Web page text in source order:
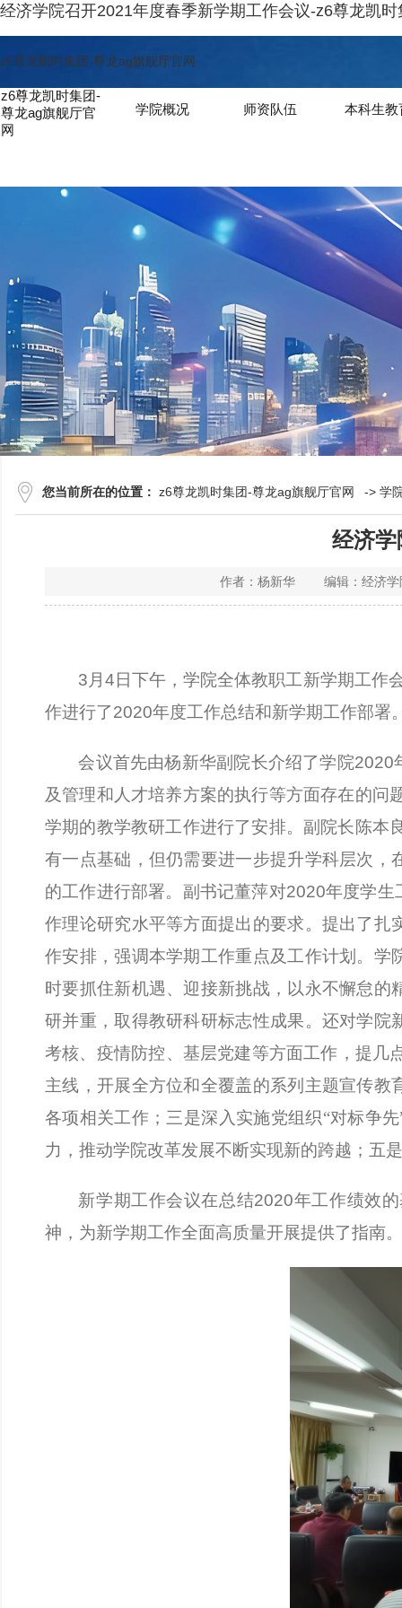
经济学院召开2021年度春季新学期工作会议-z6尊龙凯时
z6尊龙凯时集团-尊龙ag旗舰厅官网
z6尊龙凯时集团-
尊龙ag旗舰厅官
网
学院概况 师资队伍 本科生教
您当前所在的位置： z6尊龙凯时集团-尊龙ag旗舰厅官网 -> 学
经济学
作者：杨新华 编辑：经
3 月4 日下午，学院全体教职工新学期工作
作进行了2020年度工作总结和新学期工作部署
会议首先由杨新华副院长介绍了学院2020
及管理和人才培养方案的执行等方面存在的问
学期的教学教研工作进行了安排。副院长陈本
有一点基础，但仍需要进一步提升学科层次
的工作进行部署。副书记董萍对2020年度学生
作理论研究水平等方面提出的要求。提出了
作安排，强调本学期工作重点及工作计划。
时要抓住新机遇、迎接新挑战，以永不懈怠
研并重，取得教研科研标志性成果。还对学
考核、疫情防控、基层党建等方面工作，提几
主线，开展全方位和全覆盖的系列主题宣传
各项相关工作；三是深入实施党组织“对标争
力，推动学院改革发展不断实现新的跨越；五
新学期工作会议在总结2020年工作绩效
神，为新学期工作全面高质量开展提供了指南。